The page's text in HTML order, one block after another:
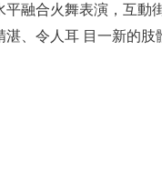
融合火舞表演，互
湛、令人耳 目一新的肢